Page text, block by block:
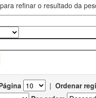
refinar o resultado da
| Ordenar